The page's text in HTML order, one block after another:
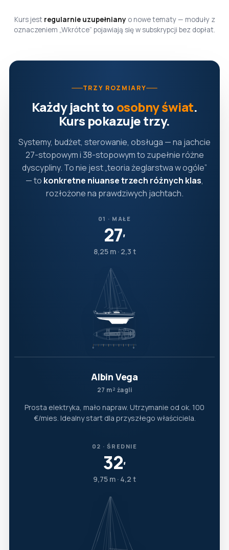
Kurs jest regularnie uzupełniany o nowe tematy — moduły z
oznaczeniem „Wkrótce” pojawiają się w subskrypcji bez dopłat.
TRZY ROZMIARY
Każdy jacht to osobny świat.
Kurs pokazuje trzy.
Systemy, budżet, sterowanie, obsługa — na jachcie
27-stopowym i 38-stopowym to zupełnie różne
dyscypliny. To nie jest „teoria żeglarstwa w ogóle”
— to konkretne niuanse trzech różnych klas,
rozłożone na prawdziwych jachtach.
01 · MAŁE
27′
8,25 m · 2,3 t
Albin Vega
27 m² żagli
Prosta elektryka, mało napraw. Utrzymanie od ok. 100
€/mies. Idealny start dla przyszłego właściciela.
02 · ŚREDNIE
32′
9,75 m · 4,2 t